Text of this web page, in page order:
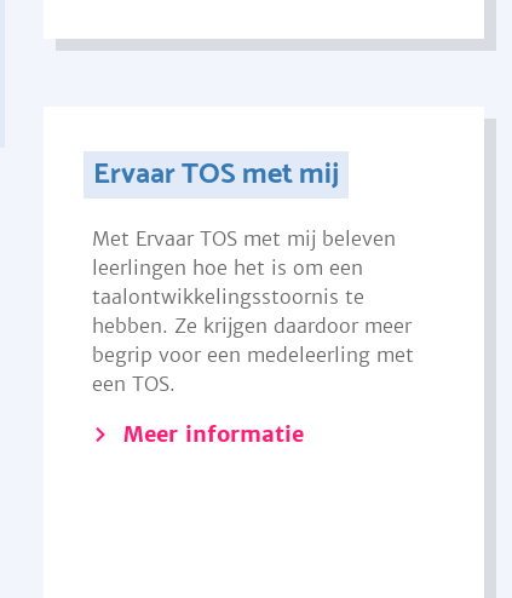
Ervaar TOS met mij
Met Ervaar TOS met mij beleven
leerlingen hoe het is om een
taalontwikkelingsstoornis te
hebben. Ze krijgen daardoor meer
begrip voor een medeleerling met
een TOS.
Meer informatie